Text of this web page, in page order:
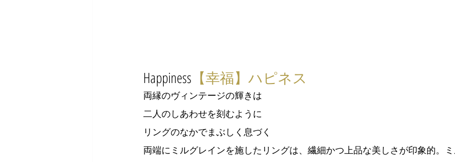
Happiness 【幸福】ハピネス
両縁のヴィンテージの輝きは
二人のしあわせを刻むように
リングのなかでまぶしく息づく
両端にミルグレインを施したリングは、繊細かつ上品な美しさが印象的。ミ